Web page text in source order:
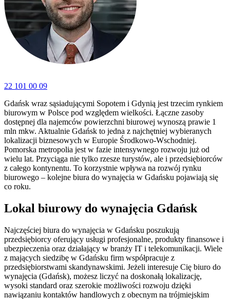
22 101 00 09
Gdańsk wraz sąsiadującymi Sopotem i Gdynią jest trzecim rynkiem
biurowym w Polsce pod względem wielkości. Łączne zasoby
dostępnej dla najemców powierzchni biurowej wynoszą prawie 1
mln mkw. Aktualnie Gdańsk to jedna z najchętniej wybieranych
lokalizacji biznesowych w Europie Środkowo-Wschodniej.
Pomorska metropolia jest w fazie intensywnego rozwoju już od
wielu lat. Przyciąga nie tylko rzesze turystów, ale i przedsiębiorców
z całego kontynentu. To korzystnie wpływa na rozwój rynku
biurowego – kolejne biura do wynajęcia w Gdańsku pojawiają się
co roku.
Lokal biurowy do wynajęcia Gdańsk
Najczęściej biura do wynajęcia w Gdańsku poszukują
przedsiębiorcy oferujący usługi profesjonalne, produkty finansowe i
ubezpieczenia oraz działający w branży IT i telekomunikacji. Wiele
z mających siedzibę w Gdańsku firm współpracuje z
przedsiębiorstwami skandynawskimi. Jeżeli interesuje Cię biuro do
wynajęcia (Gdańsk), możesz liczyć na doskonałą lokalizację,
wysoki standard oraz szerokie możliwości rozwoju dzięki
nawiązaniu kontaktów handlowych z obecnym na trójmiejskim